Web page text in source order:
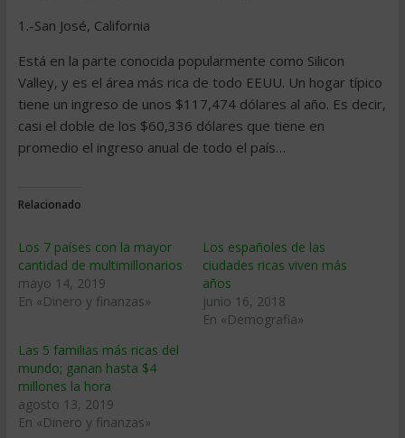
1.-San José, California
Está en la parte conocida popularmente como Silicon
Valley, y es el área más rica de todo EEUU. Un hogar típico
tiene un ingreso de unos $117,474 dólares al año. Es decir,
casi el doble de los $60,336 dólares que tiene en
promedio el ingreso anual de todo el país…
Relacionado
Los 7 países con la mayor
cantidad de multimillonarios
mayo 14, 2019
En «Dinero y finanzas»
Los españoles de las
ciudades ricas viven más
años
junio 16, 2018
En «Demografia»
Las 5 familias más ricas del
mundo; ganan hasta $4
millones la hora
agosto 13, 2019
En «Dinero y finanzas»